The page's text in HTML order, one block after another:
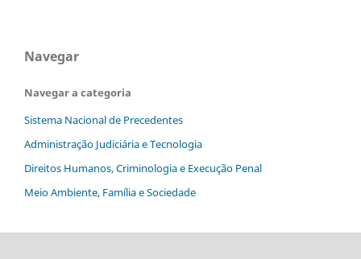
Navegar
Navegar a categoria
Sistema Nacional de Precedentes
Administração Judiciária e Tecnologia
Direitos Humanos, Criminologia e Execução Penal
Meio Ambiente, Família e Sociedade